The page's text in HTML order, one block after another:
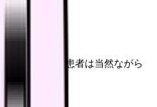
。
費用を支払う患者は当然ながら